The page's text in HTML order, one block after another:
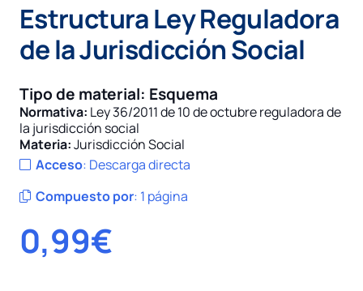
Estructura Ley Reguladora
de la Jurisdicción Social
Tipo de material: Esquema
Normativa: Ley 36/2011 de 10 de octubre reguladora de
la jurisdicción social
Materia:Jurisdicción Social
Acceso: Descarga directa
Compuesto por: 1 página
0,99€